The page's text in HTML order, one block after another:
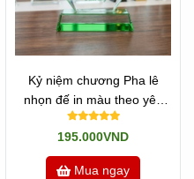
ưng ý nhất và Add zalo gửi
/ 0901400018
kỹ thuật xử lý nhanh
Kỷ niệm chương Pha lê
nhọn đế in màu theo yêu
cầu
195.000VND
Mua ngay